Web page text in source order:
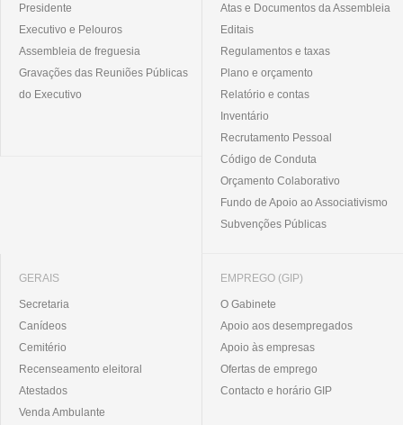
Presidente
Executivo e Pelouros
Assembleia de freguesia
Gravações das Reuniões Públicas
do Executivo
Atas e Documentos da Assembleia
Editais
Regulamentos e taxas
Plano e orçamento
Relatório e contas
Inventário
Recrutamento Pessoal
Código de Conduta
Orçamento Colaborativo
Fundo de Apoio ao Associativismo
Subvenções Públicas
GERAIS
Secretaria
Canídeos
Cemitério
Recenseamento eleitoral
Atestados
Venda Ambulante
EMPREGO (GIP)
O Gabinete
Apoio aos desempregados
Apoio às empresas
Ofertas de emprego
Contacto e horário GIP